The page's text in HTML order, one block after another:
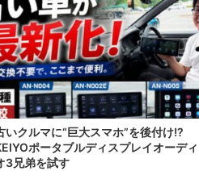
いクルマに“巨大スマホ”を後付け!?
ポータブルディスプレイオーディ
3兄弟を試す